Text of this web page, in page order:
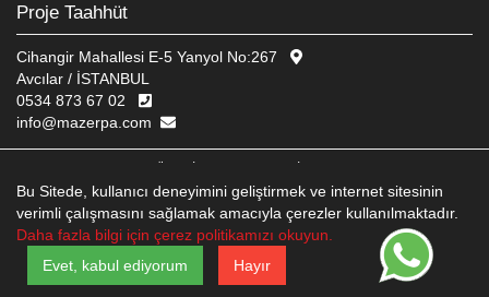
Proje Taahhüt
Cihangir Mahallesi E-5 Yanyol No:267
Avcılar / İSTANBUL
0534 873 67 02
info@mazerpa.com
WEB TASARIM EDITBRAND STUDIO
Bu Sitede, kullanıcı deneyimini geliştirmek ve internet sitesinin
verimli çalışmasını sağlamak amacıyla çerezler kullanılmaktadır.
Daha fazla bilgi için çerez politikamızı okuyun.
Evet, kabul ediyorum
Hayır